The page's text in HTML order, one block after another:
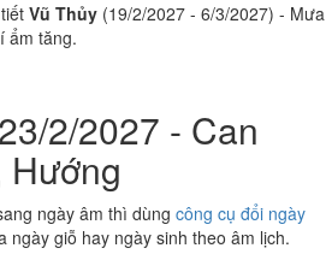
Vũ Thủy (19/2/2027 - 6/3/2027) - Mưa
ẩm tăng.
2/2027 - Can
Hướng
ngày âm thì dùng công cụ đổi ngày
ngày giỗ hay ngày sinh theo âm lịch.